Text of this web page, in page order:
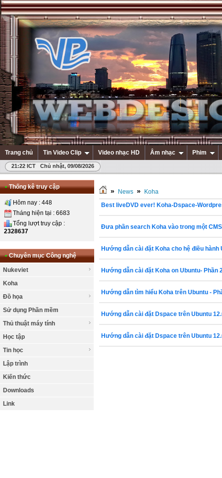
Trang chủ Tin Video Clip Video nhạc HD Âm nhạc Phim
21:22 ICT Chủ nhật, 09/08/2026
• Thống kê truy cập
Hôm nay : 448
Tháng hiện tại : 6683
Tổng lượt truy cập :
2328637
• Chuyên mục Công nghệ
Nukeviet
Koha
Đồ họa
Sử dụng Phần mềm
Thủ thuật máy tính
Học tập
Tin học
Lập trình
Kiến thức
Downloads
Link
» News »
Koha
Best liveDVD ever! Koha-Dspace-
Đưa phần search Koha vào trong một
Hướng dẫn cài đặt Koha cho hệ điều hành
Hướng dẫn cài đặt Koha on Ubuntu- Phần
Hướng dẫn tìm hiểu Koha trên Ubuntu -
Hướng dẫn cài đặt Dspace trên Ubuntu
Hướng dẫn cài đặt Dspace trên Ubuntu